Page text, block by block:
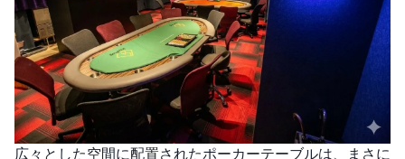
広々とした空間に配置されたポーカーテーブルは、まさに